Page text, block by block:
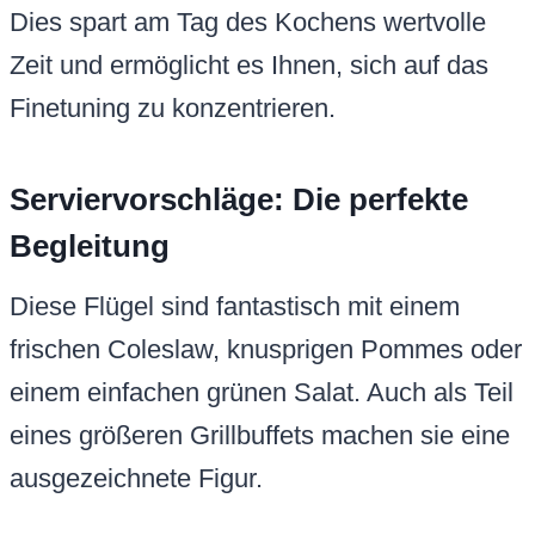
Dies spart am Tag des Kochens wertvolle
Zeit und ermöglicht es Ihnen, sich auf das
Finetuning zu konzentrieren.
Serviervorschläge: Die perfekte
Begleitung
Diese Flügel sind fantastisch mit einem
frischen Coleslaw, knusprigen Pommes oder
einem einfachen grünen Salat. Auch als Teil
eines größeren Grillbuffets machen sie eine
ausgezeichnete Figur.